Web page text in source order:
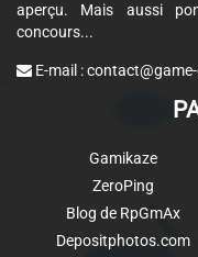
aperçu. Mais aussi
concours...
E-mail :
Gamikaze
ZeroPing
Blog de RpGmAx
Depositphotos.com